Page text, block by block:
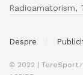
Radioamatorism,
Despre
© 2022 |